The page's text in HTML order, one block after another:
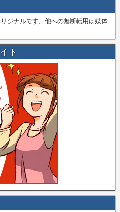
ジナルです。他への無断転用は媒体
ト